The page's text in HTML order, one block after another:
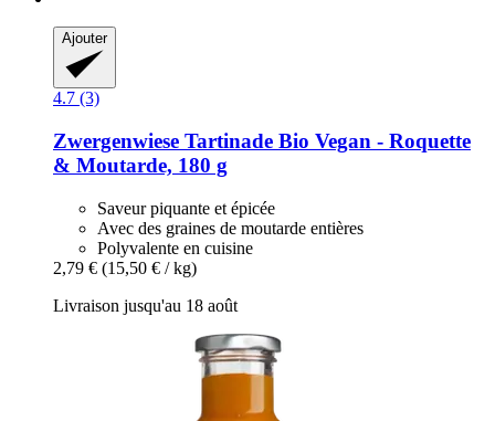
Ajouter
4.7 (3)
Zwergenwiese Tartinade Bio Vegan -​ Roquette
& Moutarde, 180 g
Saveur piquante et épicée
Avec des graines de moutarde entières
Polyvalente en cuisine
2,79 € (15,50 € / kg)
Livraison jusqu'au 18 août